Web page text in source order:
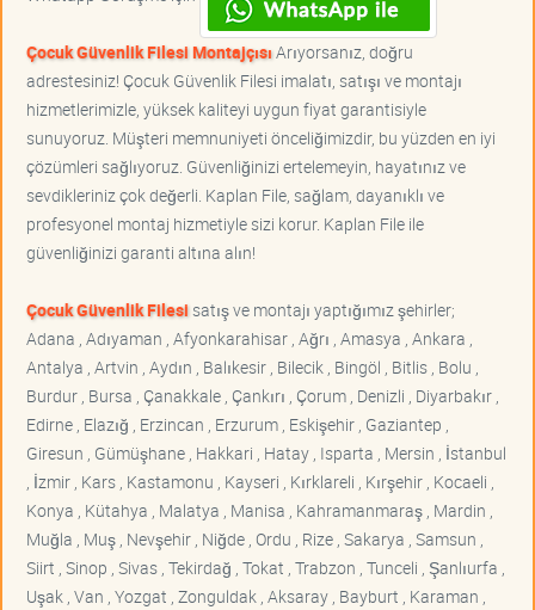
Çocuk Güvenlik Filesi MontajçısıArıyorsanız, doğru
adrestesiniz! Çocuk Güvenlik Filesi imalatı, satışı ve montajı
hizmetlerimizle, yüksek kaliteyi uygun fiyat garantisiyle
sunuyoruz. Müşteri memnuniyeti önceliğimizdir, bu yüzden en iyi
çözümleri sağlıyoruz. Güvenliğinizi ertelemeyin, hayatınız ve
sevdikleriniz çok değerli. Kaplan File, sağlam, dayanıklı ve
profesyonel montaj hizmetiyle sizi korur. Kaplan File ile
güvenliğinizi garanti altına alın!
Çocuk Güvenlik Filesisatış ve montajı yaptığımız şehirler;
Adana , Adıyaman , Afyonkarahisar , Ağrı , Amasya , Ankara ,
Antalya , Artvin , Aydın , Balıkesir , Bilecik , Bingöl , Bitlis , Bolu ,
Burdur , Bursa , Çanakkale , Çankırı , Çorum , Denizli , Diyarbakır ,
Edirne , Elazığ , Erzincan , Erzurum , Eskişehir , Gaziantep ,
Giresun , Gümüşhane , Hakkari , Hatay , Isparta , Mersin , İstanbul
, İzmir , Kars , Kastamonu , Kayseri , Kırklareli , Kırşehir , Kocaeli ,
Konya , Kütahya , Malatya , Manisa , Kahramanmaraş , Mardin ,
Muğla , Muş , Nevşehir , Niğde , Ordu , Rize , Sakarya , Samsun ,
Siirt , Sinop , Sivas , Tekirdağ , Tokat , Trabzon , Tunceli , Şanlıurfa ,
Uşak , Van , Yozgat , Zonguldak , Aksaray , Bayburt , Karaman ,